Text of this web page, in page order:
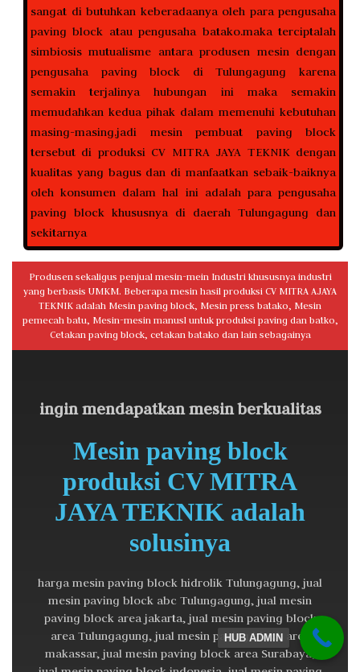
sangat di butuhkan keberadaanya oleh para pengusaha
paving block atau pengusaha batako.maka terciptalah
simbiosis mutualisme antara produsen mesin dengan
pengusaha paving block di Tulungagung karena
semakin terjalinya hubungan ini maka semakin
memudahkan kedua pihak dalam memenuhi kebutuhan
masing-masing.jadi mesin pembuat paving block
tersebut di produksi CV MITRA JAYA TEKNIK dengan
kualitas yang bagus dan di manfaatkan sebaik-baiknya
oleh konsumen dalam hal ini adalah para pengusaha
paving block khususnya di daerah Tulungagung dan
sekitarnya
Produsen sekaligus penjual mesin-mein Industri khususnya industri
yang berbasis UMKM. Beberapa mesin hasil produksi CV MITRA AJAYA
TEKNIK adalah Mesin paving block, Mesin press batako, Mesin
pemecah batu, Mesin-mesin manusl untuk produksi paving dan batko,
Cetakan paving block, cetakan batako dan lain sebagainya
ingin mendapatkan mesin berkualitas
Mesin paving block
produksi CV MITRA
JAYA TEKNIK adalah
solusinya
harga mesin paving block hidrolik Tulungagung, jual
mesin paving block abc Tulungagung, jual mesin
paving block area jakarta, jual mesin paving block
area Tulungagung, jual mesin paving block area
makassar, jual mesin paving block area Surabaya,
HUB ADMIN